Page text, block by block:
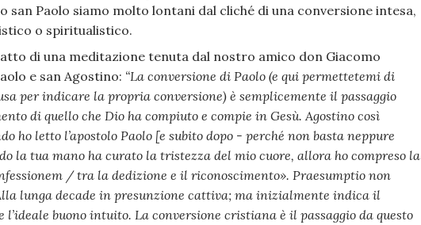
san Paolo siamo molto lontani dal cliché di una conversione intesa,
o spiritualistico.
di una meditazione tenuta dal nostro amico don Giacomo
e san Agostino: “La conversione di Paolo (e qui permettetemi di
per indicare la propria conversione) è semplicemente il passaggio
di quello che Dio ha compiuto e compie in Gesù. Agostino così
ho letto l’apostolo Paolo [e subito dopo - perché non basta neppure
la tua mano ha curato la tristezza del mio cuore, allora ho compreso la
/ tra la dedizione e il riconoscimento». Praesumptio non
lunga decade in presunzione cattiva; ma inizialmente indica il
buono intuito. La conversione cristiana è il passaggio da questo